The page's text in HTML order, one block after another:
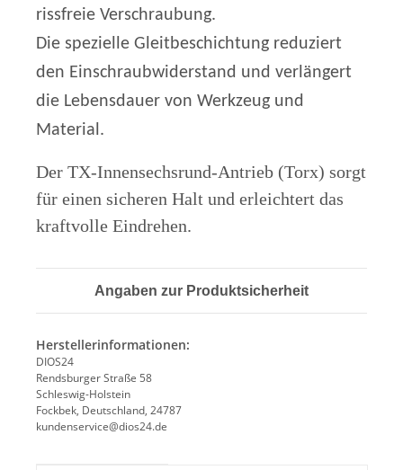
rissfreie Verschraubung.
Die spezielle Gleitbeschichtung reduziert
den Einschraubwiderstand und verlängert
die Lebensdauer von Werkzeug und
Material.
Der TX-Innensechsrund-Antrieb (Torx) sorgt
für einen sicheren Halt und erleichtert das
kraftvolle Eindrehen.
Angaben zur Produktsicherheit
Herstellerinformationen:
DIOS24
Rendsburger Straße 58
Schleswig-Holstein
Fockbek, Deutschland, 24787
kundenservice@dios24.de